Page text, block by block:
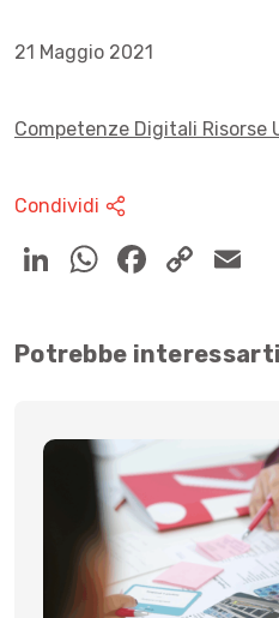
21 Maggio 2021
Competenze Digitali Risorse
Condividi
Potrebbe